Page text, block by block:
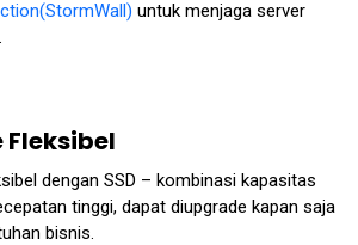
untuk menjaga server
dengan SSD – kombinasi kapasitas
tinggi, dapat diupgrade kapan saja
bisnis.